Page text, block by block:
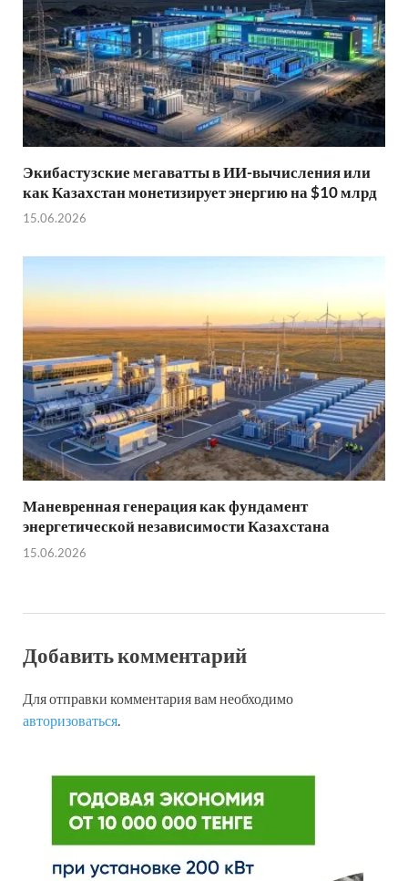
Экибастузские мегаватты в ИИ-вычисления или
как Казахстан монетизирует энергию на $10 млрд
15.06.2026
Маневренная генерация как фундамент
энергетической независимости Казахстана
15.06.2026
Добавить комментарий
Для отправки комментария вам необходимо
авторизоваться